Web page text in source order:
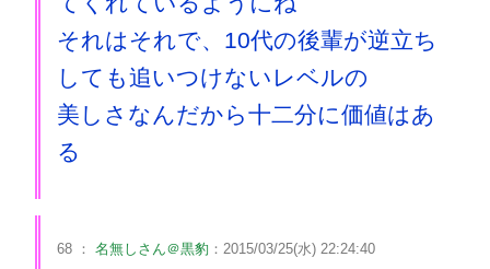
それはそれで、10代の後輩が逆立ち
しても追いつけないレベルの
美しさなんだから十二分に価値はあ
る
68 ： 名無しさん＠黒豹 ：2015/03/25(水) 22:24:40